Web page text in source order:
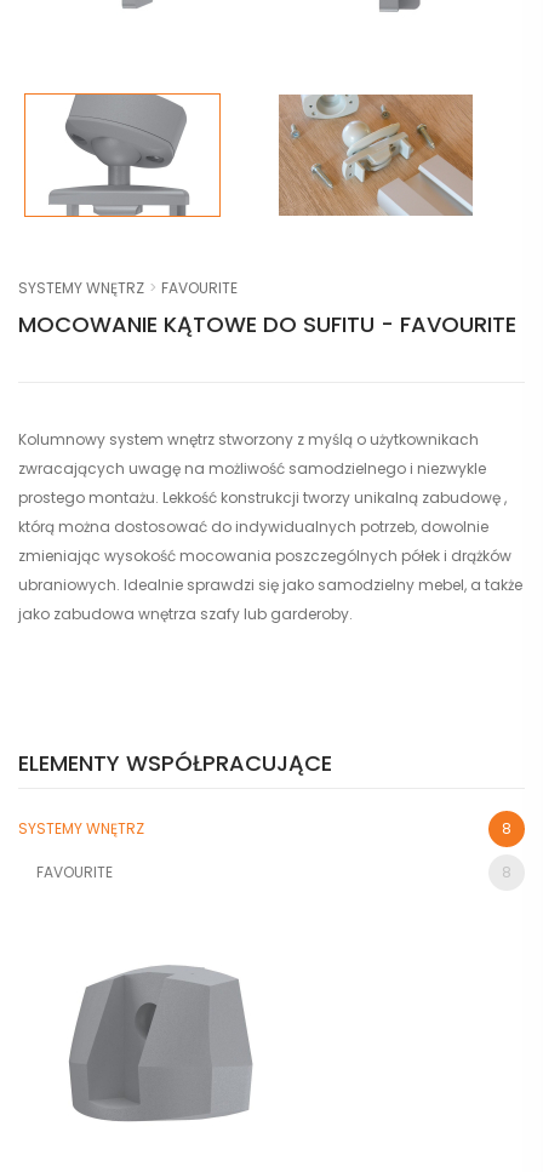
SYSTEMY WNĘTRZ FAVOURITE
MOCOWANIE KĄTOWE DO SUFITU - FAVOURITE
Kolumnowy system wnętrz stworzony z myślą o użytkownikach
zwracających uwagę na możliwość samodzielnego i niezwykle
prostego montażu. Lekkość konstrukcji tworzy unikalną zabudowę ,
którą można dostosować do indywidualnych potrzeb, dowolnie
zmieniając wysokość mocowania poszczególnych półek i drążków
ubraniowych. Idealnie sprawdzi się jako samodzielny mebel, a także
jako zabudowa wnętrza szafy lub garderoby.
ELEMENTY WSPÓŁPRACUJĄCE
SYSTEMY WNĘTRZ 8
FAVOURITE 8